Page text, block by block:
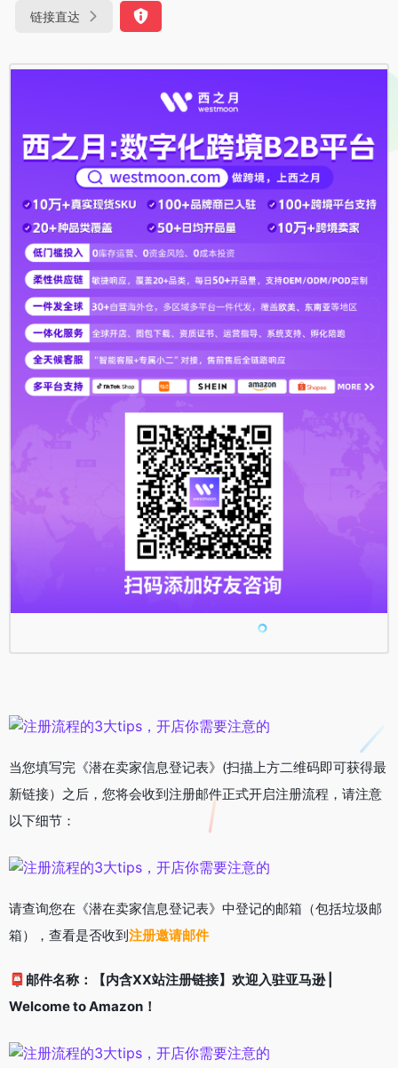
链接直达
当您填写完《潜在卖家信息登记表》(扫描上方二维码即可获得最
新链接）之后，您将会收到注册邮件正式开启注册流程，请注意
以下细节：
请查询您在《潜在卖家信息登记表》中登记的邮箱（包括垃圾邮
箱），查看是否收到注册邀请邮件
📮邮件名称：【内含XX站注册链接】欢迎入驻亚马逊 |
Welcome to Amazon！